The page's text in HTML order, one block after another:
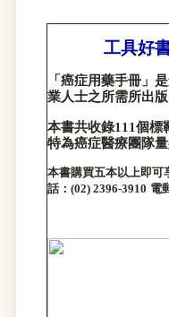
工具好
「癌症用藥手冊」
業人士之所需所出
本書共收錄111個標
特為癌症醫療團隊
本書購買五本以上即可
話： (02) 2396-3910 電